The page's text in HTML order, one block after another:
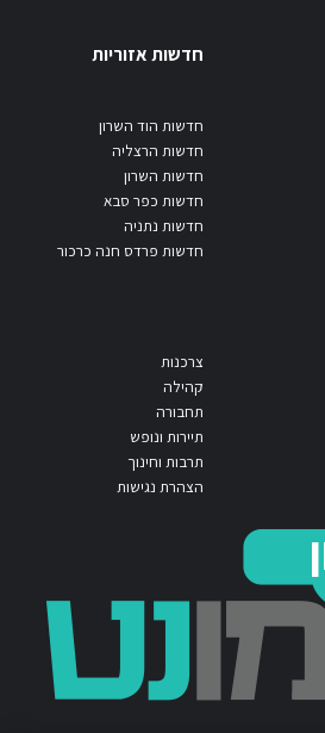
חדשות אזוריות
חדשות הוד השרון
חדשות הרצליה
חדשות השרון
חדשות כפר סבא
חדשות נתניה
חדשות פרדס חנה כרכור
צרכנות
קהילה
תחבורה
תיירות ונופש
תרבות וחינוך
הצהרת נגישות